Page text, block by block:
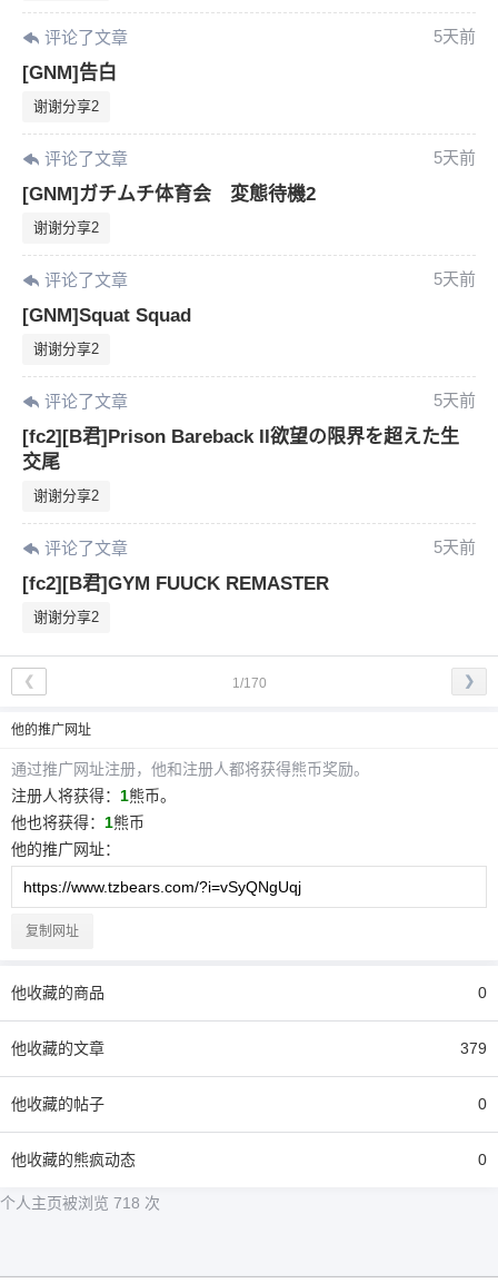
评论了文章 5天前
[GNM]告白
谢谢分享2
评论了文章 5天前
[GNM]ガチムチ体育会 変態待機2
谢谢分享2
评论了文章 5天前
[GNM]Squat Squad
谢谢分享2
评论了文章 5天前
[fc2][B君]Prison Bareback II欲望の限界を超えた生
交尾
谢谢分享2
评论了文章 5天前
[fc2][B君]GYM FUUCK REMASTER
谢谢分享2
1/170
❮ ❯
他的推广网址
通过推广网址注册， 他和注册人都将获得熊币奖励。
注册人将获得： 1熊币。
他也将获得： 1熊币
他的推广网址：
复制网址
他收藏的商品 0
他收藏的文章 379
他收藏的帖子 0
他收藏的熊疯动态 0
个人主页被浏览 718 次